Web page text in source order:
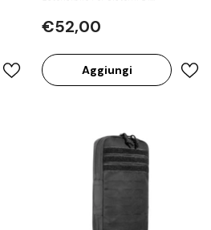
Serie
€52,00
Aggiungi